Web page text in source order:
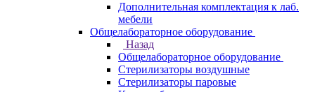
Дополнительная комплектация к лаб.
мебели
Общелабораторное оборудование
Назад
Общелабораторное оборудование
Стерилизаторы воздушные
Стерилизаторы паровые